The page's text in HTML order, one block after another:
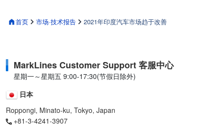
首页 市场·技术报告 2021年印度汽车市场趋于改善
MarkLines Customer Support 客服中心
星期一～星期五 9:00-17:30(节假日除外)
日本
Roppongi, Minato-ku, Tokyo, Japan
+81-3-4241-3907